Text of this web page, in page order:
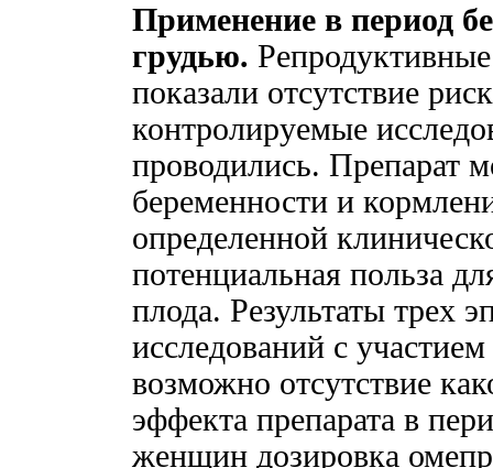
Применение в период
грудью.
показали отсутствие
контролируемые
проводились. Препарат
беременности и
определенной
потенциальная польза
плода. Результаты трех
исследований с
возможно отсутствие
эффекта препарата в
женщин дозировка